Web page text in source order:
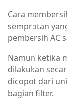
Cara
semprotan
pembersih AC
Namun ketika
dilakukan
dicopot dari
bagian filter.